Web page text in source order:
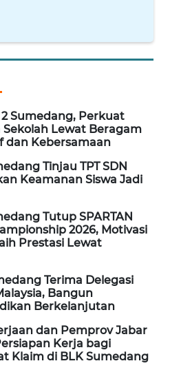
2 Sumedang, Perkuat
Sekolah Lewat Beragam
dan Kebersamaan
Tinjau TPT SDN
Keamanan Siswa Jadi
Tutup SPARTAN
2026, Motivasi
Prestasi Lewat
Terima Delegasi
Bangun
Berkelanjutan
dan Pemprov Jabar
Kerja bagi
Klaim di BLK Sumedang